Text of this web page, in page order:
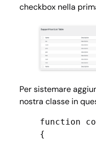
checkbox nella
Per sistemare
nostra classe in